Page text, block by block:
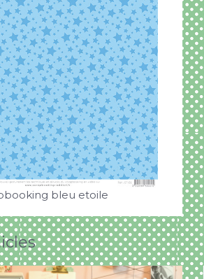
bleu etoile